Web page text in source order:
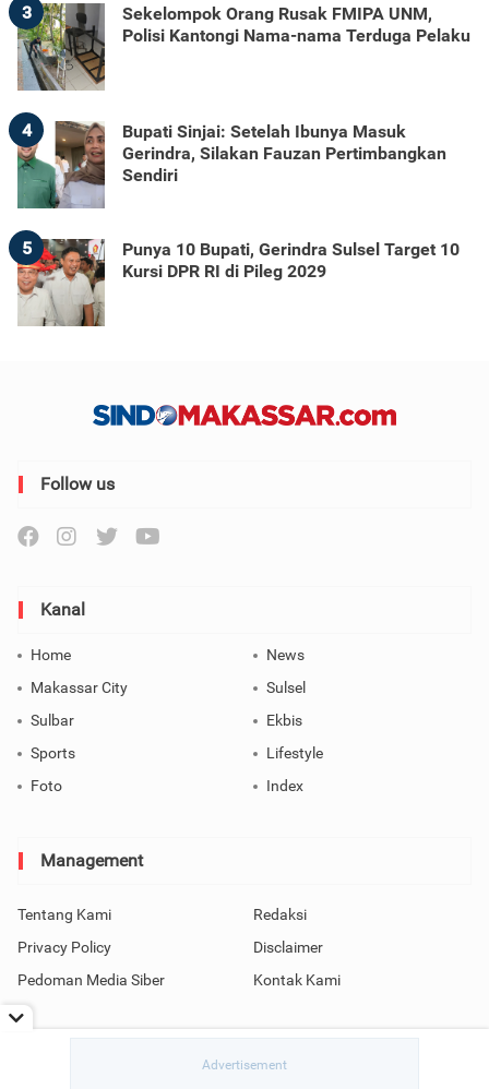
3
Sekelompok Orang Rusak FMIPA UNM,
Polisi Kantongi Nama-nama Terduga Pelaku
4
Bupati Sinjai: Setelah Ibunya Masuk
Gerindra, Silakan Fauzan Pertimbangkan
Sendiri
5
Punya 10 Bupati, Gerindra Sulsel Target 10
Kursi DPR RI di Pileg 2029
Follow us
Kanal
Home
News
Makassar City
Sulsel
Sulbar
Ekbis
Sports
Lifestyle
Foto
Index
Management
Tentang Kami
Redaksi
Privacy Policy
Disclaimer
Pedoman Media Siber
Kontak Kami
Copyright © 2026 SindoMakassar All Rights Reserved.